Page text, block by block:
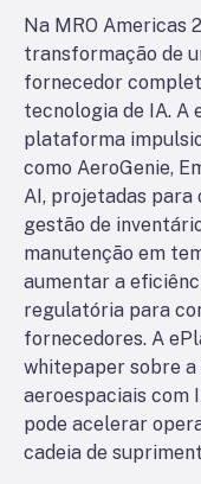
Na MRO Americas
transformação de
fornecedor
tecnologia de IA. A
plataforma
como AeroGenie,
AI, projetadas para
gestão de
manutenção em
aumentar a
regulatória para
fornecedores. A
whitepaper sobre a
aeroespaciais com
pode acelerar
cadeia de